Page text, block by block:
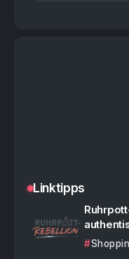
Linktipps